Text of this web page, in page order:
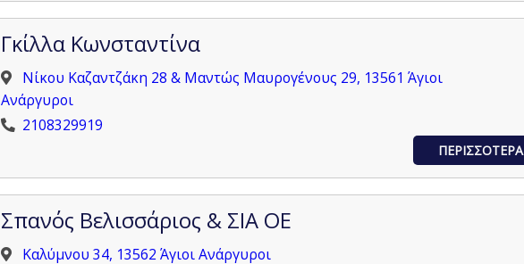
Γκίλλα Κωνσταντίνα
Νίκου Καζαντζάκη 28 & Μαντώς Μαυρογένους 29, 13561 Άγιοι
Ανάργυροι
2108329919
ΠΕΡΙΣΣΟΤΕΡΑ
Σπανός Βελισσάριος & ΣΙΑ ΟΕ
Καλύμνου 34, 13562 Άγιοι Ανάργυροι